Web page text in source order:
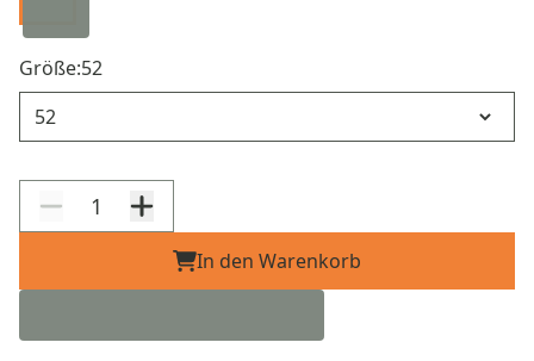
Größe:52
In den Warenkorb